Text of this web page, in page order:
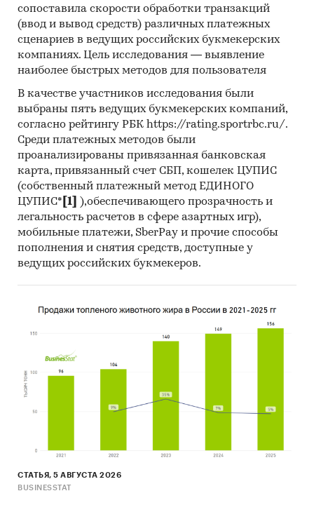
сопоставила скорости обработки транзакций
(ввод и вывод средств) различных платежных
сценариев в ведущих российских букмекерских
компаниях. Цель исследования — выявление
наиболее быстрых методов для пользователя
В качестве участников исследования были
выбраны пять ведущих букмекерских компаний,
согласно рейтингу РБК https://rating.sportrbc.ru/.
Среди платежных методов были
проанализированы привязанная банковская
карта, привязанный счет СБП, кошелек ЦУПИС
(собственный платежный метод ЕДИНОГО
ЦУПИС* [1]
),обеспечивающего прозрачность и
легальность расчетов в сфере азартных игр),
мобильные платежи, SberPay и прочие способы
пополнения и снятия средств, доступные у
ведущих российских букмекеров.
СТАТЬЯ, 5 АВГУСТА 2026
BUSINESSTAT